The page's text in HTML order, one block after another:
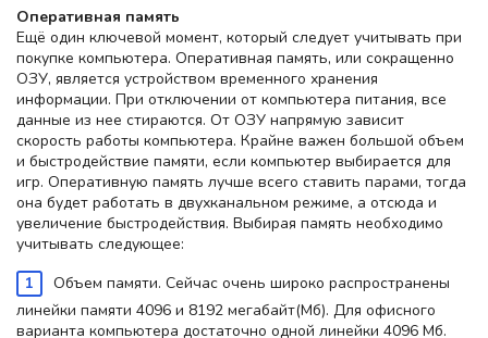
Оперативная память
Ещё один ключевой момент, который следует учитывать при
покупке компьютера. Оперативная память, или сокращенно
ОЗУ, является устройством временного хранения
информации. При отключении от компьютера питания, все
данные из нее стираются. От ОЗУ напрямую зависит
скорость работы компьютера. Крайне важен большой объем
и быстродействие памяти, если компьютер выбирается для
игр. Оперативную память лучше всего ставить парами, тогда
она будет работать в двухканальном режиме, а отсюда и
увеличение быстродействия. Выбирая память необходимо
учитывать следующее:
Объем памяти. Сейчас очень широко распространены
линейки памяти 4096 и 8192 мегабайт(Мб). Для офисного
варианта компьютера достаточно одной линейки 4096 Мб.